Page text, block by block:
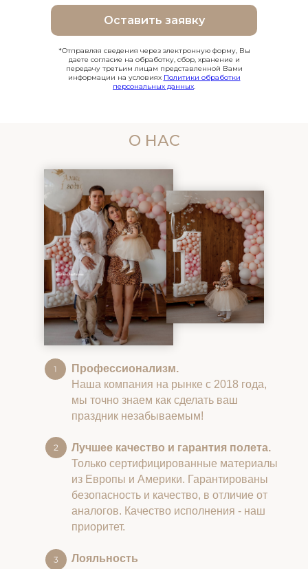
Оставить заявку
*Отправляя сведения через электронную форму, Вы
даете согласие на обработку, сбор, хранение и
передачу третьим лицам представленной Вами
информации на условиях Политики обработки
персональных данных.
О НАС
Профессионализм.
Наша компания на рынке с 2018 года,
мы точно знаем как сделать ваш
праздник незабываемым!
Лучшее качество и гарантия полета.
Только сертифицированные материалы
из Европы и Америки. Гарантированы
безопасность и качество, в отличие от
аналогов. Качество исполнения - наш
приоритет.
Лояльность